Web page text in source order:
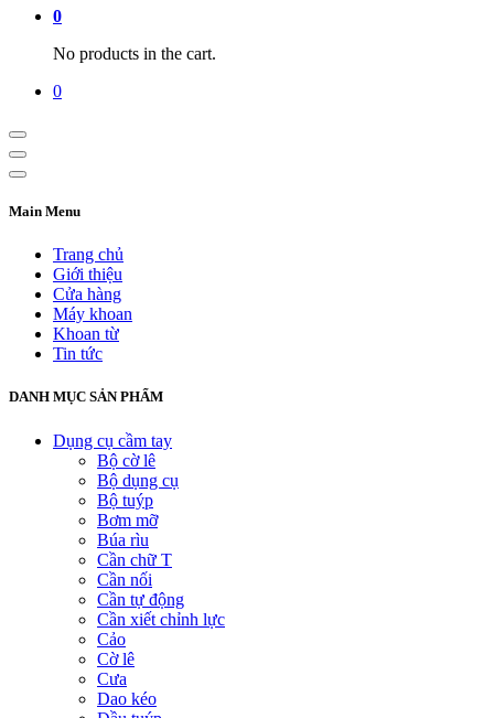
0
No products in the cart.
0
Main Menu
Trang chủ
Giới thiệu
Cửa hàng
Máy khoan
Khoan từ
Tin tức
DANH MỤC SẢN PHẨM
Dụng cụ cầm tay
Bộ cờ lê
Bộ dụng cụ
Bộ tuýp
Bơm mỡ
Búa rìu
Cần chữ T
Cần nối
Cần tự động
Cần xiết chỉnh lực
Cảo
Cờ lê
Cưa
Dao kéo